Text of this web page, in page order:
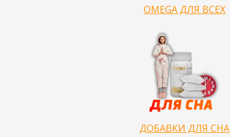
OMEGA ДЛЯ ВСЕХ
ДОБАВКИ ДЛЯ СНА